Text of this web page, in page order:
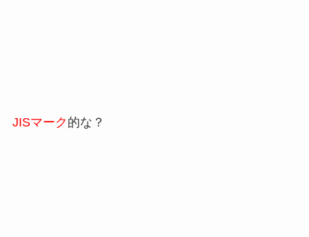
JISマーク 的な？